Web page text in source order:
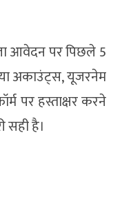
आवेदन पर पिछले 5
अकाउंट्स, यूजरनेम
पर हस्ताक्षर करने
है।